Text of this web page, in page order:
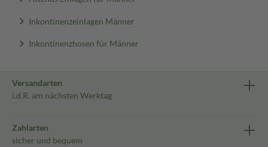
Inkontinenzeinlagen Männer
Inkontinenzhosen für Männer
Versandarten
i.d.R. am nächsten Werktag
Zahlarten
sicher und bequem